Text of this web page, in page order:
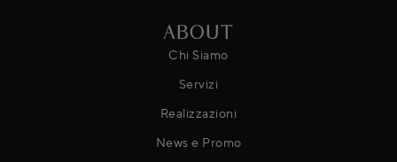
ABOUT
Chi Siamo
Servizi
Realizzazioni
News e Promo